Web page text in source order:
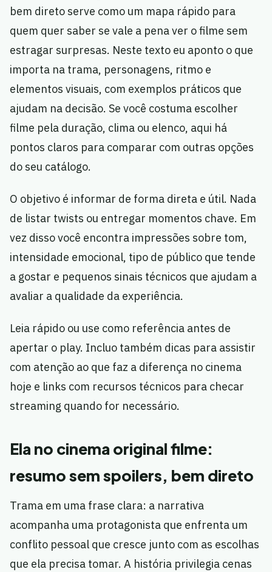
bem direto serve como um mapa rápido para
quem quer saber se vale a pena ver o filme sem
estragar surpresas. Neste texto eu aponto o que
importa na trama, personagens, ritmo e
elementos visuais, com exemplos práticos que
ajudam na decisão. Se você costuma escolher
filme pela duração, clima ou elenco, aqui há
pontos claros para comparar com outras opções
do seu catálogo.
O objetivo é informar de forma direta e útil. Nada
de listar twists ou entregar momentos chave. Em
vez disso você encontra impressões sobre tom,
intensidade emocional, tipo de público que tende
a gostar e pequenos sinais técnicos que ajudam a
avaliar a qualidade da experiência.
Leia rápido ou use como referência antes de
apertar o play. Incluo também dicas para assistir
com atenção ao que faz a diferença no cinema
hoje e links com recursos técnicos para checar
streaming quando for necessário.
Ela no cinema original filme:
resumo sem spoilers, bem direto
Trama em uma frase clara: a narrativa
acompanha uma protagonista que enfrenta um
conflito pessoal que cresce junto com as escolhas
que ela precisa tomar. A história privilegia cenas